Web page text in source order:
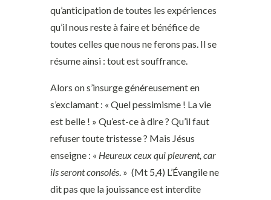
qu’anticipation de toutes les expériences
qu’il nous reste à faire et bénéfice de
toutes celles que nous ne ferons pas. Il se
résume ainsi : tout est souffrance.
Alors on s’insurge généreusement en
s’exclamant : « Quel pessimisme ! La vie
est belle ! » Qu’est-ce à dire ? Qu’il faut
refuser toute tristesse ? Mais Jésus
enseigne : « Heureux ceux qui pleurent, car
ils seront consolés. » (Mt 5,4) L’Évangile ne
dit pas que la jouissance est interdite